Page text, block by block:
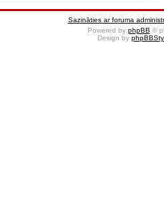
Sazināties ar foruma
Powered by phpBB ©
Design by